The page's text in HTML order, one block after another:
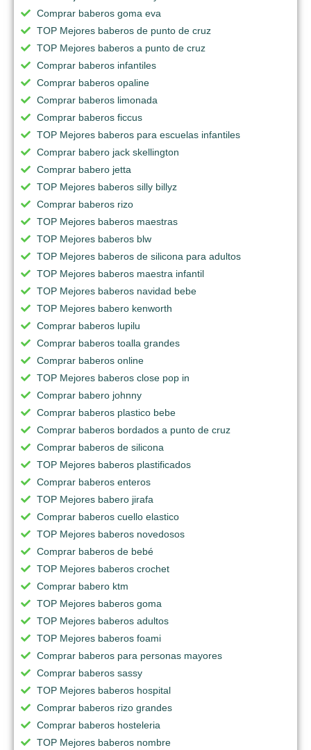
Comprar baberos goma eva
TOP Mejores baberos de punto de cruz
TOP Mejores baberos a punto de cruz
Comprar baberos infantiles
Comprar baberos opaline
Comprar baberos limonada
Comprar baberos ficcus
TOP Mejores baberos para escuelas infantiles
Comprar babero jack skellington
Comprar babero jetta
TOP Mejores baberos silly billyz
Comprar baberos rizo
TOP Mejores baberos maestras
TOP Mejores baberos blw
TOP Mejores baberos de silicona para adultos
TOP Mejores baberos maestra infantil
TOP Mejores baberos navidad bebe
TOP Mejores babero kenworth
Comprar baberos lupilu
Comprar baberos toalla grandes
Comprar baberos online
TOP Mejores baberos close pop in
Comprar babero johnny
Comprar baberos plastico bebe
Comprar baberos bordados a punto de cruz
Comprar baberos de silicona
TOP Mejores baberos plastificados
Comprar baberos enteros
TOP Mejores babero jirafa
Comprar baberos cuello elastico
TOP Mejores baberos novedosos
Comprar baberos de bebé
TOP Mejores baberos crochet
Comprar babero ktm
TOP Mejores baberos goma
TOP Mejores baberos adultos
TOP Mejores baberos foami
Comprar baberos para personas mayores
Comprar baberos sassy
TOP Mejores baberos hospital
Comprar baberos rizo grandes
Comprar baberos hosteleria
TOP Mejores baberos nombre